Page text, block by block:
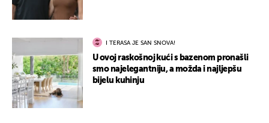
I TERASA JE SAN SNOVA!
U ovoj raskošnoj kući s bazenom pronašli
smo najelegantniju, a možda i najljepšu
bijelu kuhinju